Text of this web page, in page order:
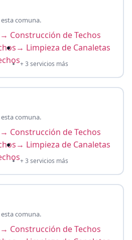
comuna.
→ Construcción de Techos
→ Limpieza de Canaletas
+ 3 servicios más
comuna.
→ Construcción de Techos
→ Limpieza de Canaletas
+ 3 servicios más
comuna.
→ Construcción de Techos